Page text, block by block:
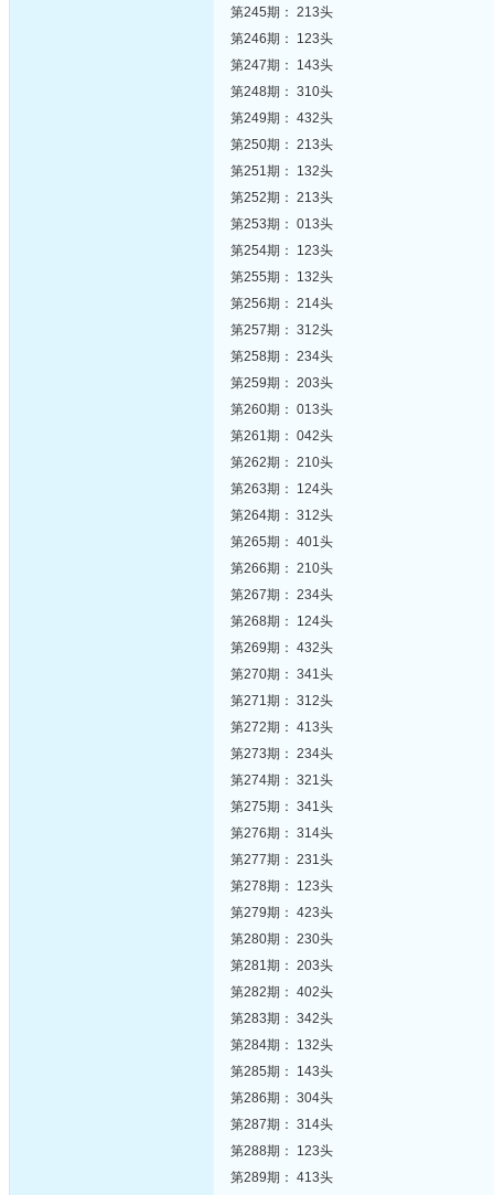
第245期： 213头
第246期： 123头
第247期： 143头
第248期： 310头
第249期： 432头
第250期： 213头
第251期： 132头
第252期： 213头
第253期： 013头
第254期： 123头
第255期： 132头
第256期： 214头
第257期： 312头
第258期： 234头
第259期： 203头
第260期： 013头
第261期： 042头
第262期： 210头
第263期： 124头
第264期： 312头
第265期： 401头
第266期： 210头
第267期： 234头
第268期： 124头
第269期： 432头
第270期： 341头
第271期： 312头
第272期： 413头
第273期： 234头
第274期： 321头
第275期： 341头
第276期： 314头
第277期： 231头
第278期： 123头
第279期： 423头
第280期： 230头
第281期： 203头
第282期： 402头
第283期： 342头
第284期： 132头
第285期： 143头
第286期： 304头
第287期： 314头
第288期： 123头
第289期： 413头